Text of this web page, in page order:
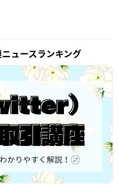
ュースランキング